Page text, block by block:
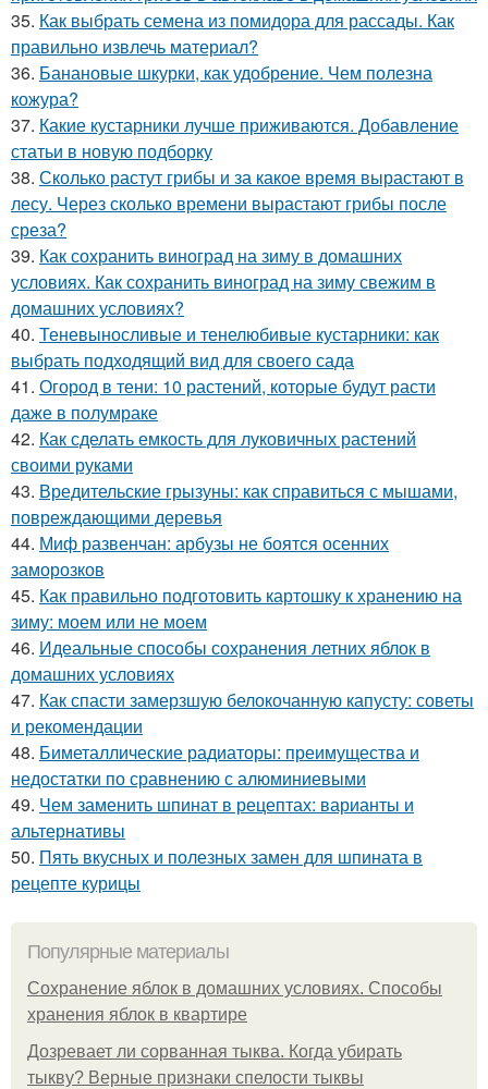
35. Как выбрать семена из помидора для рассады. Как
правильно извлечь материал?
36. Банановые шкурки, как удобрение. Чем полезна
кожура?
37. Какие кустарники лучше приживаются. Добавление
статьи в новую подборку
38. Сколько растут грибы и за какое время вырастают в
лесу. Через сколько времени вырастают грибы после
среза?
39. Как сохранить виноград на зиму в домашних
условиях. Как сохранить виноград на зиму свежим в
домашних условиях?
40. Теневыносливые и тенелюбивые кустарники: как
выбрать подходящий вид для своего сада
41. Огород в тени: 10 растений, которые будут расти
даже в полумраке
42. Как сделать емкость для луковичных растений
своими руками
43. Вредительские грызуны: как справиться с мышами,
повреждающими деревья
44. Миф развенчан: арбузы не боятся осенних
заморозков
45. Как правильно подготовить картошку к хранению на
зиму: моем или не моем
46. Идеальные способы сохранения летних яблок в
домашних условиях
47. Как спасти замерзшую белокочанную капусту: советы
и рекомендации
48. Биметаллические радиаторы: преимущества и
недостатки по сравнению с алюминиевыми
49. Чем заменить шпинат в рецептах: варианты и
альтернативы
50. Пять вкусных и полезных замен для шпината в
рецепте курицы
Популярные материалы
Сохранение яблок в домашних условиях. Способы
хранения яблок в квартире
Дозревает ли сорванная тыква. Когда убирать
тыкву? Верные признаки спелости тыквы